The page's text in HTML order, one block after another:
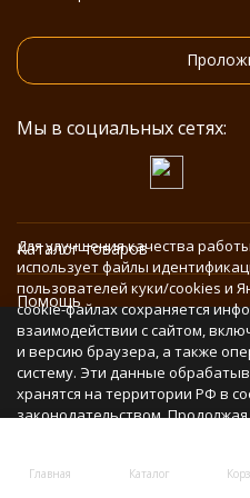
Главная Каталог
Мы в социальных сетях:
Каталог товаров
Помощь
Информация
Политика персональных данных
Для улучшения качества
использует файлы
пользователей куки/cookies и
cookie-файлах сохраняется
взаимодействии с сайтом,
и версию браузера, а также
систему. Эти данные
хранятся на территории РФ в
законодательством.
данных в соответствии с